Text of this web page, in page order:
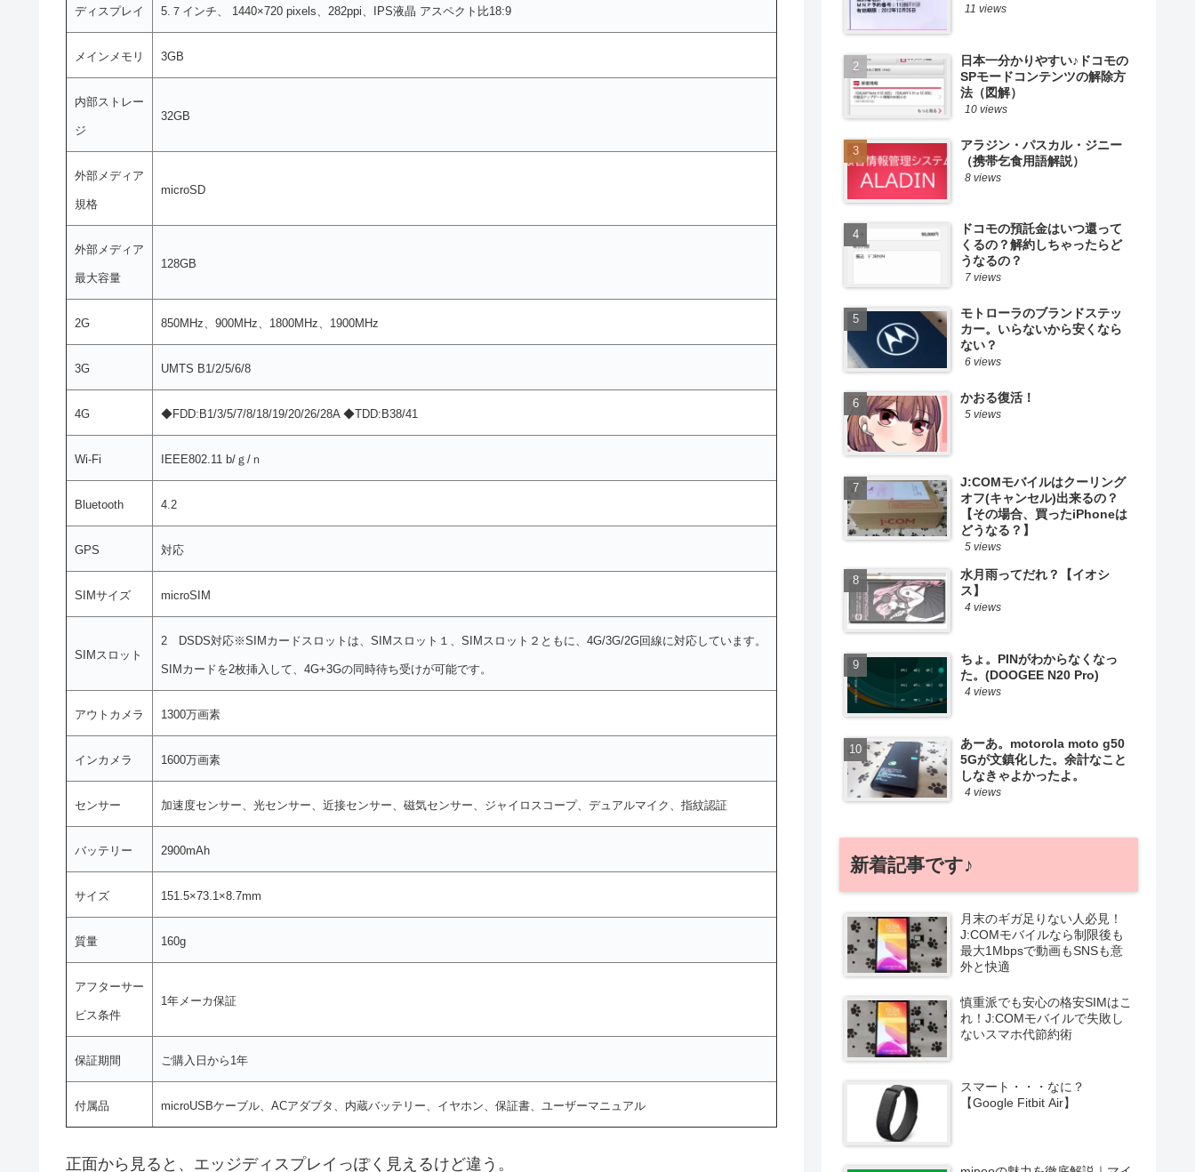
ディスプレイ 5.７インチ、 1440×720 pixels、282ppi、IPS液晶 アスペクト比18:9
メインメモリ 3GB
内部ストレー
ジ
32GB
外部メディア
規格
microSD
外部メディア
最大容量
128GB
2G 850MHz、900MHz、1800MHz、1900MHz
3G UMTS B1/2/5/6/8
4G ◆FDD:B1/3/5/7/8/18/19/20/26/28A ◆TDD:B38/41
Wi-Fi IEEE802.11 b/ｇ/ｎ
Bluetooth 4.2
GPS 対応
SIMサイズ microSIM
SIMスロット
2 DSDS対応※SIMカードスロットは、SIMスロット１、SIMスロット２ともに、4G/3G/2G回線に対応しています。
SIMカードを2枚挿入して、4G+3Gの同時待ち受けが可能です。
アウトカメラ 1300万画素
インカメラ 1600万画素
センサー 加速度センサー、光センサー、近接センサー、磁気センサー、ジャイロスコープ、デュアルマイク、指紋認証
バッテリー 2900mAh
サイズ 151.5×73.1×8.7mm
質量 160g
アフターサー
ビス条件
1年メーカ保証
保証期間 ご購入日から1年
付属品 microUSBケーブル、ACアダプタ、内蔵バッテリー、イヤホン、保証書、ユーザーマニュアル
正面から見ると、エッジディスプレイっぽく見えるけど違う。
11 views
日本一分かりやすい♪ドコモの
SPモードコンテンツの解除方
法（図解）
10 views
アラジン・パスカル・ジニー
（携帯乞食用語解説）
8 views
ドコモの預託金はいつ還って
くるの？解約しちゃったらど
うなるの？
7 views
モトローラのブランドステッ
カー。いらないから安くなら
ない？
6 views
かおる復活！
5 views
J:COMモバイルはクーリング
オフ(キャンセル)出来るの？
【その場合、買ったiPhoneは
どうなる？】
5 views
水月雨ってだれ？【イオシ
ス】
4 views
ちょ。PINがわからなくなっ
た。(DOOGEE N20 Pro)
4 views
あーあ。motorola moto g50
5Gが文鎮化した。余計なこと
しなきゃよかったよ。
4 views
新着記事です♪
月末のギガ足りない人必見！
J:COMモバイルなら制限後も
最大1Mbpsで動画もSNSも意
外と快適
慎重派でも安心の格安SIMはこ
れ！J:COMモバイルで失敗し
ないスマホ代節約術
スマート・・・なに？
【Google Fitbit Air】